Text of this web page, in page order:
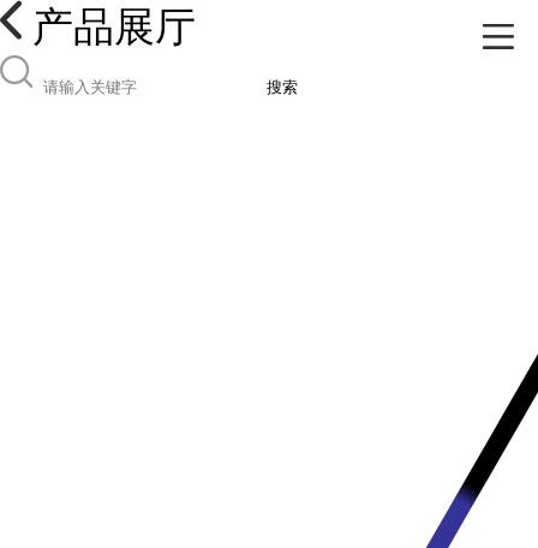
产品展厅
搜索